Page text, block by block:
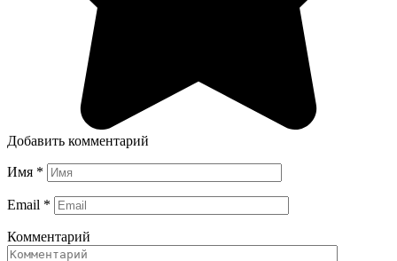
Добавить комментарий
Имя *
Email *
Комментарий